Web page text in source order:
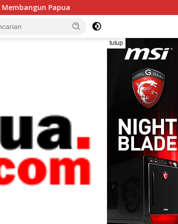
Bella dan Fera, Dua Putri Papua yang
tutup